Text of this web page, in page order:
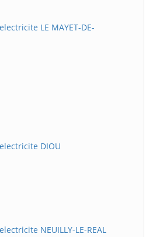
LE MAYET-DE-
DIOU
NEUILLY-LE-REAL